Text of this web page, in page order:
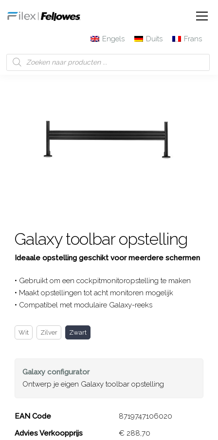
Engels Duits
Frans
Galaxy toolbar opstelling
Ideaale opstelling geschikt voor meerdere schermen
• Gebruikt om een cockpitmonitoropstelling te maken
• Maakt opstellingen tot acht monitoren mogelijk
• Compatibel met modulaire Galaxy-reeks
Wit Zilver Zwart
Galaxy configurator
Ontwerp je eigen Galaxy toolbar opstelling
Galaxy toolbar opstelling
Close
EAN Code
8719747106020
Advies Verkoopprijs
€ 288,70